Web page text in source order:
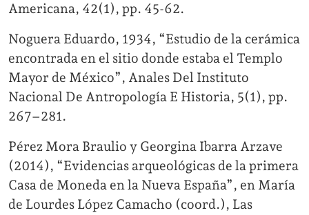
Americana, 42(1), pp. 45-62.
Noguera Eduardo, 1934, “Estudio de la cerámica
encontrada en el sitio donde estaba el Templo
Mayor de México”, Anales Del Instituto
Nacional De Antropología E Historia, 5(1), pp.
267–281.
Pérez Mora Braulio y Georgina Ibarra Arzave
(2014), “Evidencias arqueológicas de la primera
Casa de Moneda en la Nueva España”, en María
de Lourdes López Camacho (coord.), Las